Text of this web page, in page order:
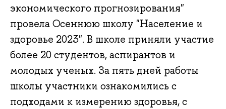
экономического прогнозирования"
провела Осеннюю школу "Население и
здоровье 2023". В школе приняли участие
более 20 студентов, аспирантов и
молодых ученых. За пять дней работы
школы участники ознакомились с
подходами к измерению здоровья, с